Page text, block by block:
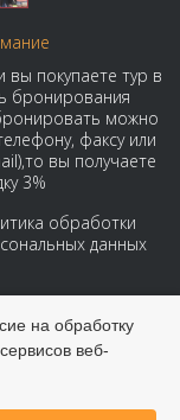
вы покупаете тур в
бронирования
можно
факсу или
вы получаете
3%
обработки
данных
на обработку
веб-